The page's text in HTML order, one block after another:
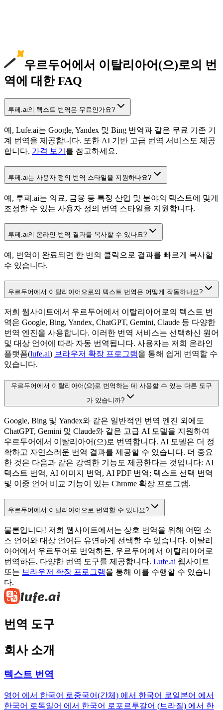
우르두어에서 이탈리아어(으)로의 번
역에 대한 FAQ
루페.ai의 텍스트 번역은 무료인가요?
예, Lufe.ai는 Google, Yandex 및 Bing 번역과 같은 무료 기존 기
계 번역을 제공합니다. 또한 AI 기반 고급 번역 서비스도 제공
합니다. 가격 보기 를 참고하세요.
루페.ai는 사용자 정의 번역 스타일을 지원하나요?
예, 루페.ai는 의료, 금융 등 특정 산업 및 분야의 텍스트에 맞게
조정할 수 있는 사용자 정의 번역 스타일을 지원합니다.
루페.ai의 온라인 번역 결과를 복사할 수 있나요?
예, 번역이 완료되면 한 번의 클릭으로 결과를 빠르게 복사할
수 있습니다.
우르두어에서 이탈리아어으로의 텍스트 번역은 어떻게 작동하나요?
저희 웹사이트에서 우르두어에서 이탈리아어로의 텍스트 번
역은 Google, Bing, Yandex, ChatGPT, Gemini, Claude 등 다양한
번역 엔진을 사용합니다. 이러한 번역 서비스는 선택하신 원어
및 대상 언어에 따라 자동 번역됩니다. 사용자는 저희 온라인
플랫폼(lufe.ai) 브라우저 확장 프로그램을 통해 쉽게 번역할 수
있습니다.
우르두어에서 이탈리아어(으)로 번역하는 데 사용할 수 있는 다른 도구
가 있습니까?
Google, Bing 및 Yandex와 같은 일반적인 번역 엔진 외에도
ChatGPT, Gemini 및 Claude와 같은 고급 AI 모델을 지원하여
우르두어에서 이탈리아어(으)로 번역합니다. AI 모델은 더 정
확하고 자연스러운 번역 결과를 제공할 수 있습니다. 더 중요
한 것은 다음과 같은 강력한 기능도 제공한다는 것입니다: AI
텍스트 번역, AI 이미지 번역, AI PDF 번역; 텍스트 선택 번역
및 이중 언어 비교 기능이 있는 Chrome 확장 프로그램.
우르두어에서 이탈리아어으로 번역할 수 있나요?
물론입니다! 저희 웹사이트에서는 상호 번역을 위해 어떤 소
스 언어와 대상 언어든 유연하게 선택할 수 있습니다. 이탈리
아어에서 우르두어로 번역하든, 우르두어에서 이탈리아어로
번역하든, 다양한 번역 도구를 제공합니다. Lufe.ai 웹사이트
또는 브라우저 확장 프로그램을 통해 이를 수행할 수 있습니
다.
번역 도구
회사 소개
텍스트 번역
영어 에서 한국어 로중국어(간체) 에서 한국어 로일본어 에서
한국어 로독일어 에서 한국어 로 포르투갈어 (브라질) 에서 한